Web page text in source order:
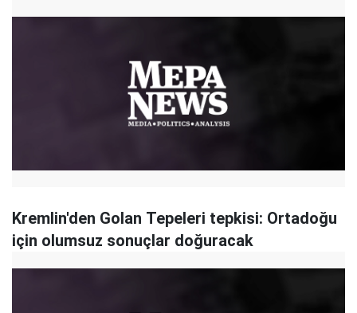
Kremlin'den Golan Tepeleri tepkisi: Ortadoğu
için olumsuz sonuçlar doğuracak